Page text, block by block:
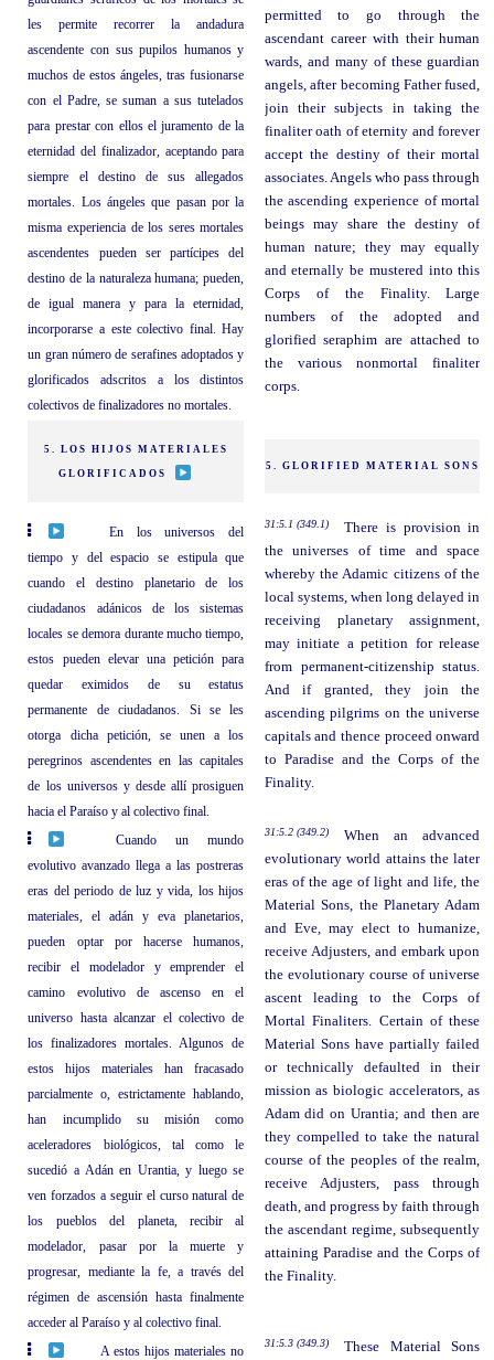
les permite recorrer la andadura
ascendente con sus pupilos humanos y
muchos de estos ángeles, tras fusionarse
con el Padre, se suman a sus tutelados
para prestar con ellos el juramento de la
eternidad del finalizador, aceptando para
siempre el destino de sus allegados
mortales. Los ángeles que pasan por la
misma experiencia de los seres mortales
ascendentes pueden ser partícipes del
destino de la naturaleza humana; pueden,
de igual manera y para la eternidad,
incorporarse a este colectivo final. Hay
un gran número de serafines adoptados y
glorificados adscritos a los distintos
colectivos de finalizadores no mortales.
permitted to go through the
ascendant career with their human
wards, and many of these guardian
angels, after becoming Father fused,
join their subjects in taking the
finaliter oath of eternity and forever
accept the destiny of their mortal
associates. Angels who pass through
the ascending experience of mortal
beings may share the destiny of
human nature; they may equally
and eternally be mustered into this
Corps of the Finality. Large
numbers of the adopted and
glorified seraphim are attached to
the various nonmortal finaliter
corps.
5. LOS HIJOS MATERIALES
GLORIFICADOS
5. GLORIFIED MATERIAL SONS
En los universos del
tiempo y del espacio se estipula que
cuando el destino planetario de los
ciudadanos adánicos de los sistemas
locales se demora durante mucho tiempo,
estos pueden elevar una petición para
quedar eximidos de su estatus
permanente de ciudadanos. Si se les
otorga dicha petición, se unen a los
peregrinos ascendentes en las capitales
de los universos y desde allí prosiguen
hacia el Paraíso y al colectivo final.
31:5.1 (349.1)
There is provision in
the universes of time and space
whereby the Adamic citizens of the
local systems, when long delayed in
receiving planetary assignment,
may initiate a petition for release
from permanent-citizenship status.
And if granted, they join the
ascending pilgrims on the universe
capitals and thence proceed onward
to Paradise and the Corps of the
Finality.
Cuando un mundo
evolutivo avanzado llega a las postreras
eras del periodo de luz y vida, los hijos
materiales, el adán y eva planetarios,
pueden optar por hacerse humanos,
recibir el modelador y emprender el
camino evolutivo de ascenso en el
universo hasta alcanzar el colectivo de
los finalizadores mortales. Algunos de
estos hijos materiales han fracasado
parcialmente o, estrictamente hablando,
han incumplido su misión como
aceleradores biológicos, tal como le
sucedió a Adán en Urantia, y luego se
ven forzados a seguir el curso natural de
los pueblos del planeta, recibir al
modelador, pasar por la muerte y
progresar, mediante la fe, a través del
régimen de ascensión hasta finalmente
acceder al Paraíso y al colectivo final.
31:5.2 (349.2)
When an advanced
evolutionary world attains the later
eras of the age of light and life, the
Material Sons, the Planetary Adam
and Eve, may elect to humanize,
receive Adjusters, and embark upon
the evolutionary course of universe
ascent leading to the Corps of
Mortal Finaliters. Certain of these
Material Sons have partially failed
or technically defaulted in their
mission as biologic accelerators, as
Adam did on Urantia; and then are
they compelled to take the natural
course of the peoples of the realm,
receive Adjusters, pass through
death, and progress by faith through
the ascendant regime, subsequently
attaining Paradise and the Corps of
the Finality.
A estos hijos materiales no
31:5.3 (349.3)
These Material Sons